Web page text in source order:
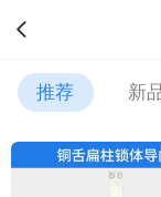
推荐 新